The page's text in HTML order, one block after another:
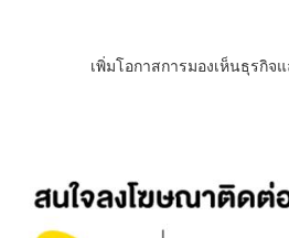
เพิ่มโอกาสการมองเห็นธุรกิ